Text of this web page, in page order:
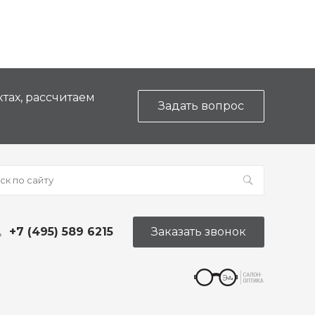
рассчитаем
Задать вопрос
+7 (495) 589 6215 Заказать звонок